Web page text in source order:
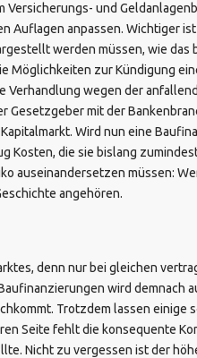
und
anpassen. Wichtiger
werden müssen, wie das
Möglichkeiten zur Kündigung
Verhandlung wegen der
Gesetzgeber mit der
Wird nun eine
Kosten, die sie bislang
auseinandersetzen müssen:
angehören.
denn nur bei gleichen
wird demnach
Trotzdem lassen einige
Seite fehlt die konsequente
Nicht zu vergessen ist der